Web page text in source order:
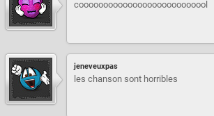
cooooooooooooooooooooooooool
jeneveuxpas
les chanson sont horribles